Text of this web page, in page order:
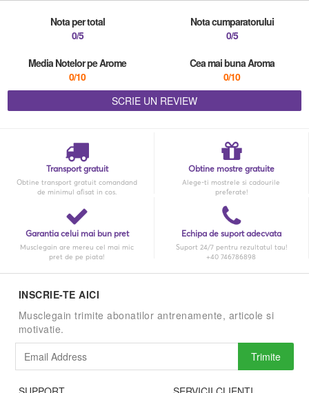
Nota per total
0/5
Nota cumparatorului
0/5
Media Notelor pe Arome
0/10
Cea mai buna Aroma
0/10
SCRIE UN REVIEW
Transport gratuit
Obtine transport gratuit comandand
de minimul afisat in cos.
Obtine mostre gratuite
Alege-ti mostrele si cadourile
preferate!
Garantia celui mai bun pret
Musclegain are mereu cel mai mic
pret de pe piata!
Echipa de suport adecvata
Suport 24/7 pentru rezultatul tau!
+40 746786898
INSCRIE-TE AICI
Musclegain trimite abonatilor antrenamente, articole si
motivatie.
Trimite